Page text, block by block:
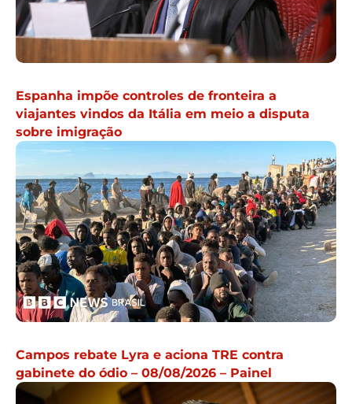
Espanha impõe controles de fronteira a
viajantes vindos da Itália em meio a disputa
sobre imigração
Campos rebate Lyra e aciona TRE contra
gabinete do ódio – 08/08/2026 – Painel